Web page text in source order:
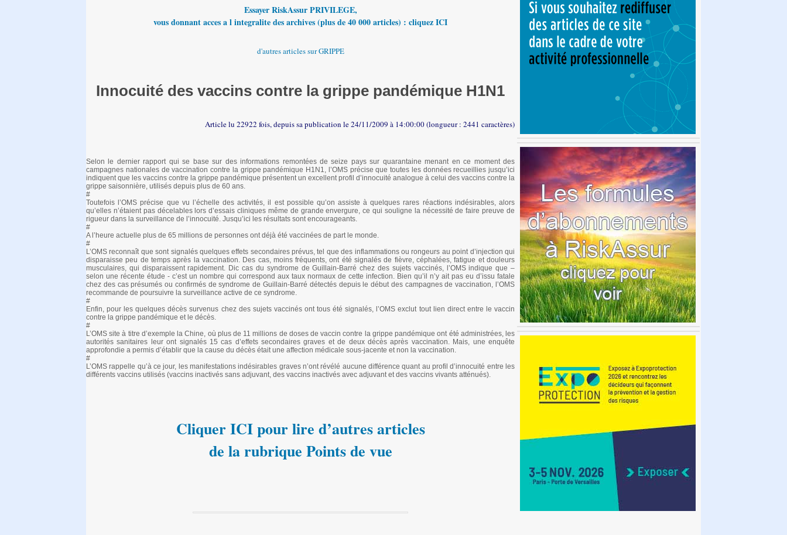
Essayer RiskAssur PRIVILEGE,
vous donnant acces a l integralite des archives (plus de 40 000 articles) : cliquez ICI
d'autres articles sur GRIPPE
Innocuité des vaccins contre la grippe pandémique H1N1
Article lu 22922 fois, depuis sa publication le 24/11/2009 à 14:00:00 (longueur : 2441 caractères)
Selon le dernier rapport qui se base sur des informations remontées de seize pays sur quarantaine menant en ce moment des
campagnes nationales de vaccination contre la grippe pandémique H1N1, l’OMS précise que toutes les données recueillies jusqu’ici
indiquent que les vaccins contre la grippe pandémique présentent un excellent profil d’innocuité analogue à celui des vaccins contre la
grippe saisonnière, utilisés depuis plus de 60 ans.
#
Toutefois l’OMS précise que vu l’échelle des activités, il est possible qu’on assiste à quelques rares réactions indésirables, alors
qu’elles n’étaient pas décelables lors d’essais cliniques même de grande envergure, ce qui souligne la nécessité de faire preuve de
rigueur dans la surveillance de l’innocuité. Jusqu’ici les résultats sont encourageants.
#
A l’heure actuelle plus de 65 millions de personnes ont déjà été vaccinées de part le monde.
#
L’OMS reconnaît que sont signalés quelques effets secondaires prévus, tel que des inflammations ou rongeurs au point d’injection qui
disparaisse peu de temps après la vaccination. Des cas, moins fréquents, ont été signalés de fièvre, céphalées, fatigue et douleurs
musculaires, qui disparaissent rapidement. Dic cas du syndrome de Guillain-Barré chez des sujets vaccinés, l’OMS indique que –
selon une récente étude - c’est un nombre qui correspond aux taux normaux de cette infection. Bien qu’il n’y ait pas eu d’issu fatale
chez des cas présumés ou confirmés de syndrome de Guillain-Barré détectés depuis le début des campagnes de vaccination, l’OMS
recommande de poursuivre la surveillance active de ce syndrome.
#
Enfin, pour les quelques décès survenus chez des sujets vaccinés ont tous été signalés, l’OMS exclut tout lien direct entre le vaccin
contre la grippe pandémique et le décès.
#
L’OMS site à titre d’exemple la Chine, où plus de 11 millions de doses de vaccin contre la grippe pandémique ont été administrées, les
autorités sanitaires leur ont signalés 15 cas d’effets secondaires graves et de deux décès après vaccination. Mais, une enquête
approfondie a permis d’établir que la cause du décès était une affection médicale sous-jacente et non la vaccination.
#
L’OMS rappelle qu’à ce jour, les manifestations indésirables graves n’ont révélé aucune différence quant au profil d’innocuité entre les
différents vaccins utilisés (vaccins inactivés sans adjuvant, des vaccins inactivés avec adjuvant et des vaccins vivants atténués).
Cliquer ICI pour lire d’autres articles
de la rubrique Points de vue